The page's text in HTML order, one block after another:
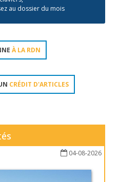
au dossier du mois
À LA RDN
CRÉDIT D'ARTICLES
04-08-2026